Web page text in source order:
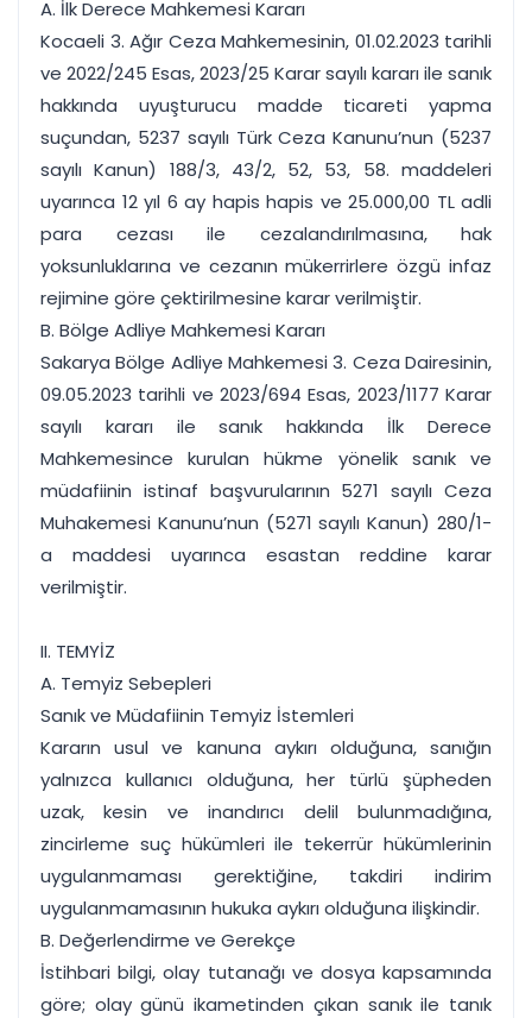
A. İlk Derece Mahkemesi Kararı
Kocaeli 3. Ağır Ceza Mahkemesinin, 01.02.2023 tarihli
ve 2022/245 Esas, 2023/25 Karar sayılı kararı ile sanık
hakkında uyuşturucu madde ticareti yapma
suçundan, 5237 sayılı Türk Ceza Kanunu’nun (5237
sayılı Kanun) 188/3, 43/2, 52, 53, 58. maddeleri
uyarınca 12 yıl 6 ay hapis hapis ve 25.000,00 TL adli
para cezası ile cezalandırılmasına, hak
yoksunluklarına ve cezanın mükerrirlere özgü infaz
rejimine göre çektirilmesine karar verilmiştir.
B. Bölge Adliye Mahkemesi Kararı
Sakarya Bölge Adliye Mahkemesi 3. Ceza Dairesinin,
09.05.2023 tarihli ve 2023/694 Esas, 2023/1177 Karar
sayılı kararı ile sanık hakkında İlk Derece
Mahkemesince kurulan hükme yönelik sanık ve
müdafiinin istinaf başvurularının 5271 sayılı Ceza
Muhakemesi Kanunu’nun (5271 sayılı Kanun) 280/1-
a maddesi uyarınca esastan reddine karar
verilmiştir.
II. TEMYİZ
A. Temyiz Sebepleri
Sanık ve Müdafiinin Temyiz İstemleri
Kararın usul ve kanuna aykırı olduğuna, sanığın
yalnızca kullanıcı olduğuna, her türlü şüpheden
uzak, kesin ve inandırıcı delil bulunmadığına,
zincirleme suç hükümleri ile tekerrür hükümlerinin
uygulanmaması gerektiğine, takdiri indirim
uygulanmamasının hukuka aykırı olduğuna ilişkindir.
B. Değerlendirme ve Gerekçe
İstihbari bilgi, olay tutanağı ve dosya kapsamında
göre; olay günü ikametinden çıkan sanık ile tanık